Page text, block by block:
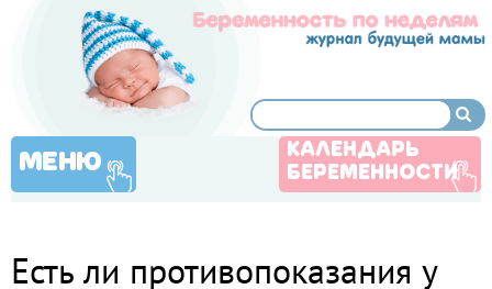
МЕНЮ
КАЛЕНДАРЬ
БЕРЕМЕННОСТИ
Есть ли противопоказания у